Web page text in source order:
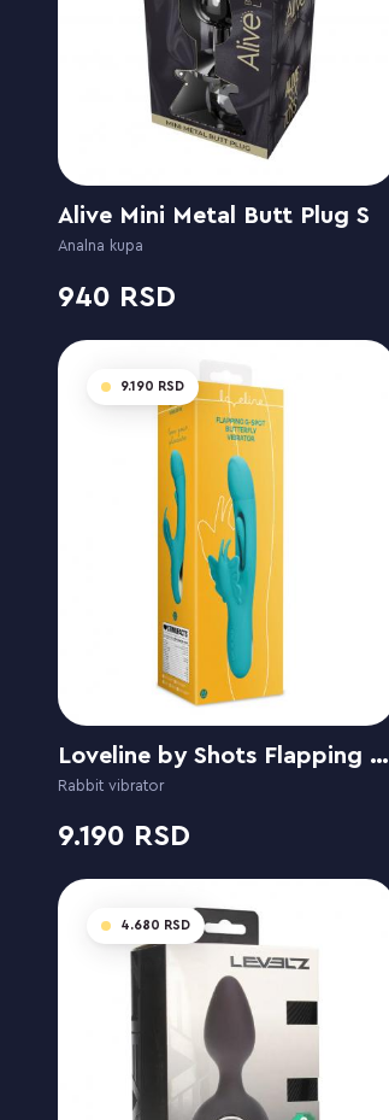
Alive Mini Metal Butt Plug S
Analna kupa
940
9.190
Loveline by Shots Flapping G-Spot Butterfly Vibrator - Peacock Blue
Rabbit vibrator
9.190
4.680